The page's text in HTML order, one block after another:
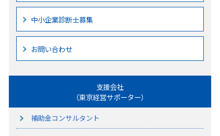
中小企業診断士募集
お問い合わせ
支援会社
（東京経営サポーター）
補助金コンサルタント